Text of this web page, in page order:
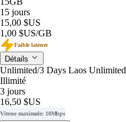
15 jours
15,00 $US
1,00 $US/GB
Faible latence
Détails
Unlimited/3 Days Laos Unlimited
Illimité
3 jours
16,50 $US
Vitesse maximale: 10Mbps